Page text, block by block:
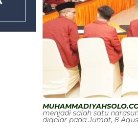
menjadi salah satu
digelar pada Jumat, 8